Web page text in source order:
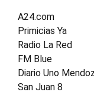
A24.com
Primicias Ya
Radio La Red
FM Blue
Diario Uno
San Juan 8